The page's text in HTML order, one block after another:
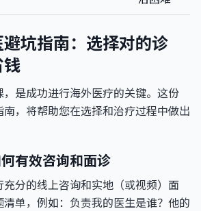
坑指南：选择对的诊
是成功进行海外医疗的关键。这份
，将帮助您在选择和治疗过程中做出
有效咨询和面诊
分的线上咨询和实地（或视频）面
单，例如：负责我的医生是谁？他的